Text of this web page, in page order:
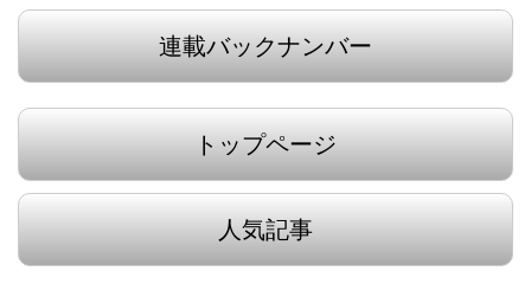
連載バックナンバー
トップページ
人気記事